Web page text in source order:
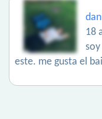
18
este. me gusta el